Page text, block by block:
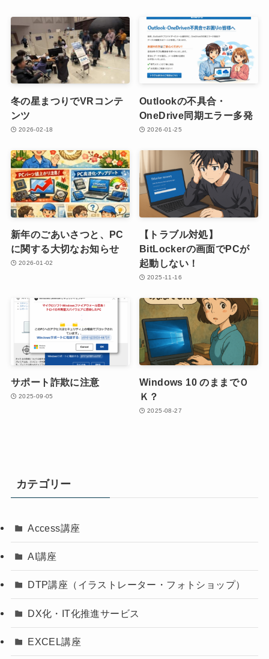
冬の星まつりでVRコンテ
ンツ
2026-02-18
Outlookの不具合・
OneDrive同期エラー多発
2026-01-25
新年のごあいさつと、PC
に関する大切なお知らせ
2026-01-02
【トラブル対処】
BitLockerの画面でPCが
起動しない！
2025-11-16
サポート詐欺に注意
2025-09-05
Windows 10 のままでＯ
Ｋ？
2025-08-27
カテゴリー
Access講座
AI講座
DTP講座（イラストレーター・フォトショップ）
DX化・IT化推進サービス
EXCEL講座